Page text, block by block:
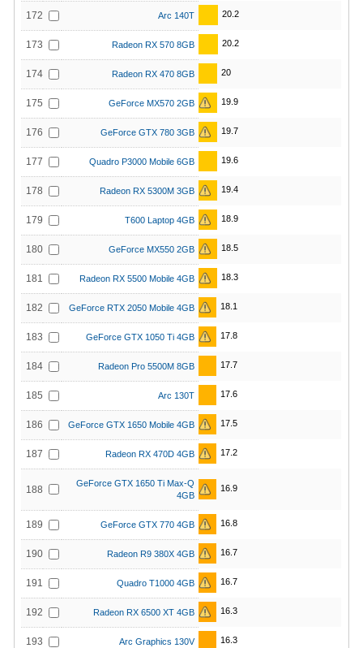
172 Arc 140T 20.2
173 Radeon RX 570 8GB 20.2
174 Radeon RX 470 8GB 20
175 GeForce MX570 2GB 19.9
176 GeForce GTX 780 3GB 19.7
177 Quadro P3000 Mobile 6GB 19.6
178 Radeon RX 5300M 3GB 19.4
179 T600 Laptop 4GB 18.9
180 GeForce MX550 2GB 18.5
181 Radeon RX 5500 Mobile 4GB 18.3
182 GeForce RTX 2050 Mobile 4GB 18.1
183 GeForce GTX 1050 Ti 4GB 17.8
184 Radeon Pro 5500M 8GB 17.7
185 Arc 130T 17.6
186 GeForce GTX 1650 Mobile 4GB 17.5
187 Radeon RX 470D 4GB 17.2
188
GeForce GTX 1650 Ti Max-Q
4GB
16.9
189 GeForce GTX 770 4GB 16.8
190 Radeon R9 380X 4GB 16.7
191 Quadro T1000 4GB 16.7
192 Radeon RX 6500 XT 4GB 16.3
193 Arc Graphics 130V 16.3